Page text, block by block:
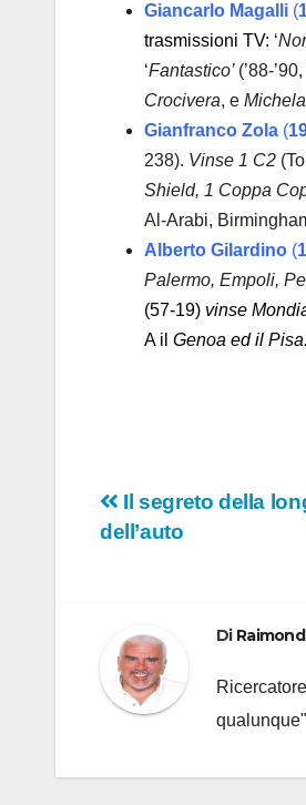
Giancarlo Magalli (
trasmissioni TV: ‘
‘Fantastico’ (’88-’90,
Crocivera, e Michela
Gianfranco Zola (
238). Vinse 1 C2
Shield, 1 Coppa
Al-Arabi,
Alberto Gilardino (
Palermo, Empoli,
(57-19) vinse
A il Genoa ed il Pisa.
Navigazione
Il segreto della
dell’auto
Di